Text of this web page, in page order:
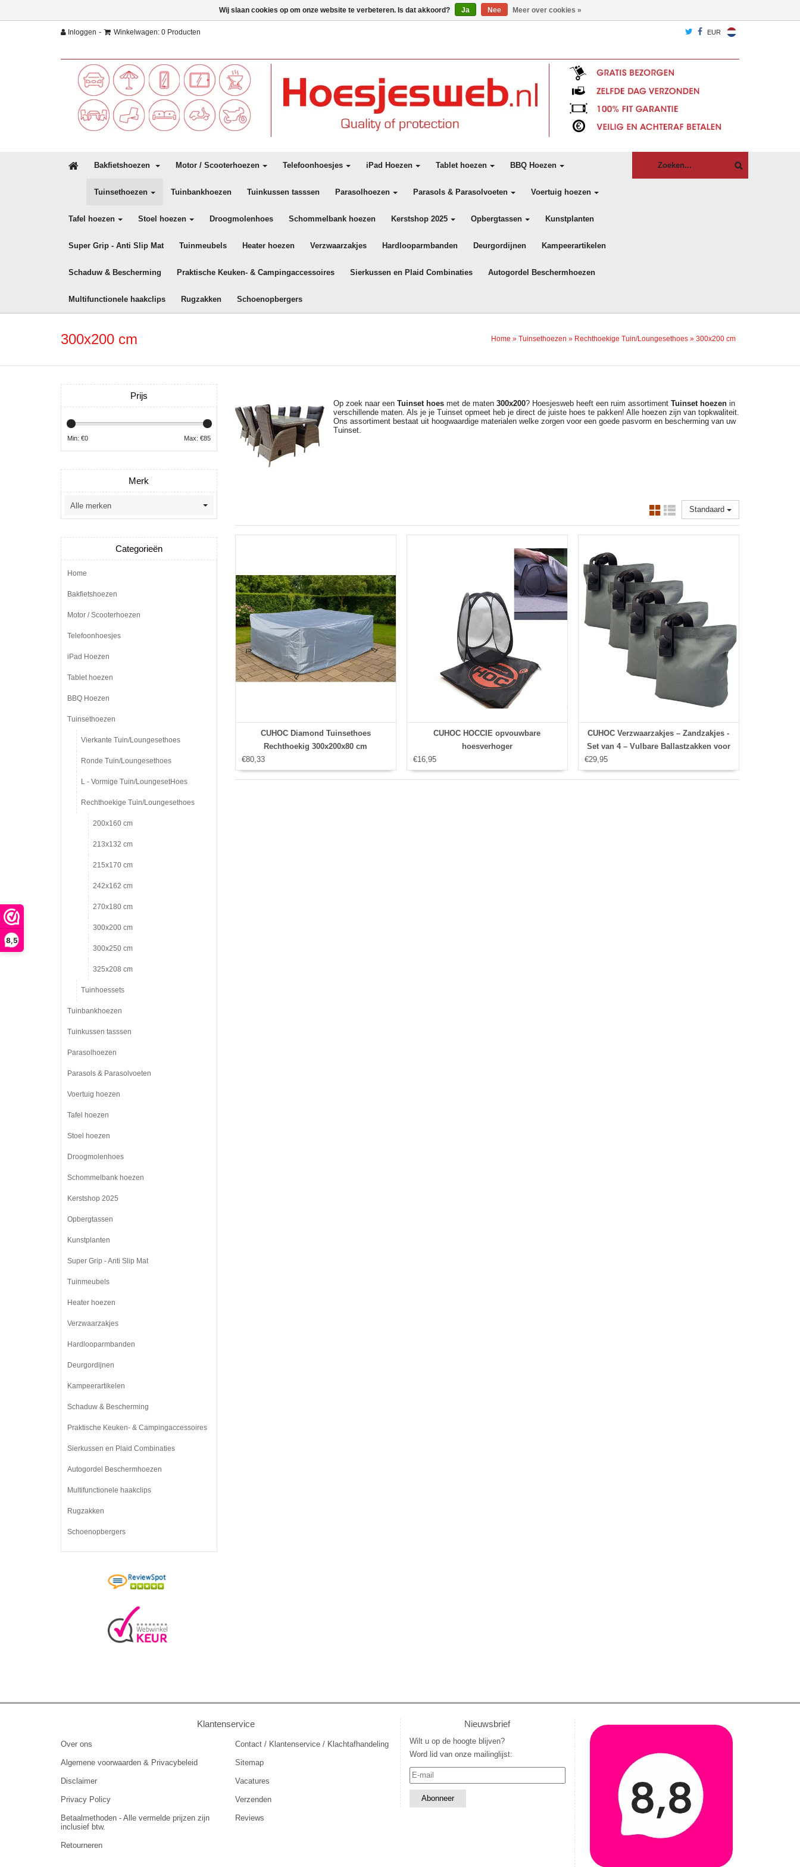
8,5
Inloggen - Winkelwagen: 0 Producten EUR
Bakfietshoezen Motor / Scooterhoezen Telefoonhoesjes iPad Hoezen Tablet hoezen BBQ Hoezen
Tuinsethoezen Tuinbankhoezen Tuinkussen tasssen Parasolhoezen Parasols & Parasolvoeten Voertuig hoezen
Tafel hoezen Stoel hoezen Droogmolenhoes Schommelbank hoezen Kerstshop 2025 Opbergtassen Kunstplanten
Super Grip - Anti Slip Mat Tuinmeubels Heater hoezen Verzwaarzakjes Hardlooparmbanden Deurgordijnen Kampeerartikelen
Schaduw & Bescherming Praktische Keuken- & Campingaccessoires Sierkussen en Plaid Combinaties Autogordel Beschermhoezen
Multifunctionele haakclips Rugzakken Schoenopbergers
300x200 cm Home » Tuinsethoezen » Rechthoekige Tuin/Loungesethoes » 300x200 cm
Op zoek naar een Tuinset hoesmet de maten 300x200? Hoesjesweb heeft een ruim assortiment Tuinset hoezenin
verschillende maten. Als je je Tuinset opmeet heb je direct de juiste hoes te pakken! Alle hoezen zijn van topkwaliteit.
Ons assortiment bestaat uit hoogwaardige materialen welke zorgen voor een goede pasvorm en bescherming van uw
Tuinset.
Standaard
CUHOC Diamond Tuinsethoes
Rechthoekig 300x200x80 cm
€80,33
CUHOC HOCCIE opvouwbare
hoesverhoger
€16,95
CUHOC Verzwaarzakjes – Zandzakjes -
Set van 4 – Vulbare Ballastzakken voor
Boothoes, Zwembadhoes, Tuinhoezen
& Trampolinehoes – Waterbestendig –
€29,95
Prijs
Min: €0 Max: €85
Merk
Categorieën
Home
Bakfietshoezen
Motor / Scooterhoezen
Telefoonhoesjes
iPad Hoezen
Tablet hoezen
BBQ Hoezen
Tuinsethoezen
Vierkante Tuin/Loungesethoes
Ronde Tuin/Loungesethoes
L - Vormige Tuin/LoungesetHoes
Rechthoekige Tuin/Loungesethoes
200x160 cm
213x132 cm
215x170 cm
242x162 cm
270x180 cm
300x200 cm
300x250 cm
325x208 cm
Tuinhoessets
Tuinbankhoezen
Tuinkussen tasssen
Parasolhoezen
Parasols & Parasolvoeten
Voertuig hoezen
Tafel hoezen
Stoel hoezen
Droogmolenhoes
Schommelbank hoezen
Kerstshop 2025
Opbergtassen
Kunstplanten
Super Grip - Anti Slip Mat
Tuinmeubels
Heater hoezen
Verzwaarzakjes
Hardlooparmbanden
Deurgordijnen
Kampeerartikelen
Schaduw & Bescherming
Praktische Keuken- & Campingaccessoires
Sierkussen en Plaid Combinaties
Autogordel Beschermhoezen
Multifunctionele haakclips
Rugzakken
Schoenopbergers
Klantenservice
Over ons
Algemene voorwaarden & Privacybeleid
Disclaimer
Privacy Policy
Betaalmethoden - Alle vermelde prijzen zijn
inclusief btw.
Retourneren
Contact / Klantenservice / Klachtafhandeling
Sitemap
Vacatures
Verzenden
Reviews
Nieuwsbrief
Wilt u op de hoogte blijven?
Word lid van onze mailinglijst:
Wij slaan cookies op om onze website te verbeteren. Is dat akkoord? Ja Nee Meer over cookies »